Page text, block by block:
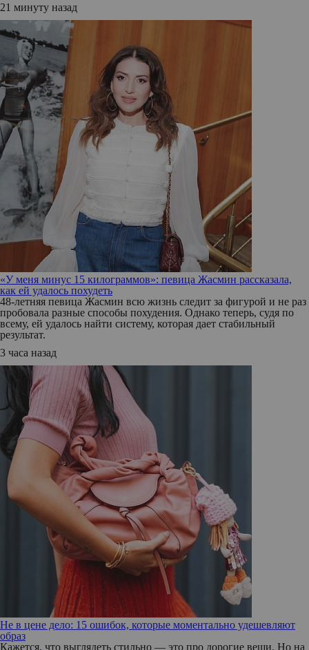
21 минуту назад
«У меня минус 15 килограммов»: певица Жасмин рассказала,
как ей удалось похудеть
48-летняя певица Жасмин всю жизнь следит за фигурой и не раз
пробовала разные способы похудения. Однако теперь, судя по
всему, ей удалось найти систему, которая дает стабильный
результат.
3 часа назад
Не в цене дело: 15 ошибок, которые моментально удешевляют
образ
Кажется, что выглядеть стильно — это про дорогие вещи. Но на